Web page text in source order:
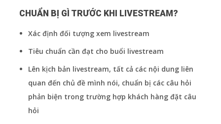
CHUẨN BỊ GÌ TRƯỚC KHI LIVESTREAM?
Xác định đối tượng xem livestream
Tiêu chuẩn cần đạt cho buổi livestream
Lên kịch bản livestream, tất cả các nội dung liên
quan đến chủ đề mình nói, chuẩn bị các câu hỏi
phản biện trong trường hợp khách hàng đặt câu
hỏi